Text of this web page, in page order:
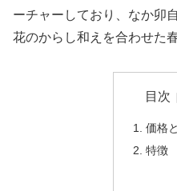
ーチャーしており、なか卯
花のからし和えを合わせた
目次
価格
特徴